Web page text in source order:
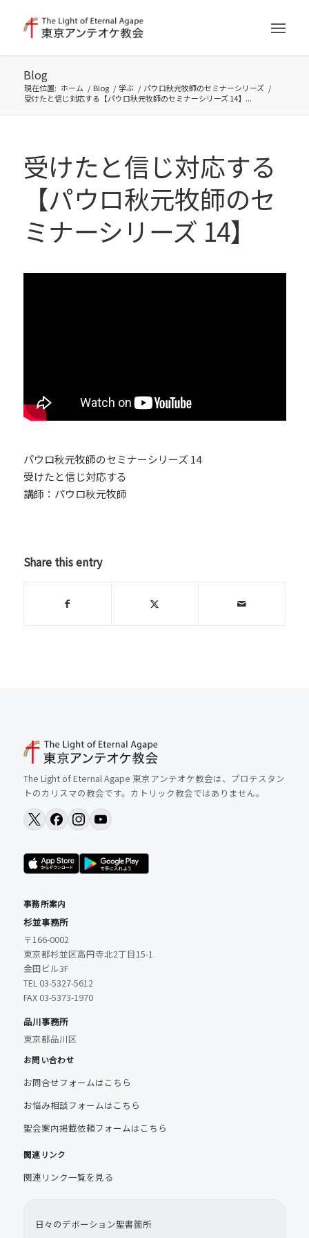
Blog
現在位置: ホーム / Blog / 学ぶ / パウロ秋元牧師のセミナーシリーズ /
受けたと信じ対応する【パウロ秋元牧師のセミナーシリーズ 14】...
受けたと信じ対応する
【パウロ秋元牧師のセ
ミナーシリーズ 14】
パウロ秋元牧師のセミナーシリーズ 14
受けたと信じ対応する
講師：パウロ秋元牧師
Share this entry
The Light of Eternal Agape 東京アンテオケ教会は、プロテスタン
トのカリスマの教会です。カトリック教会ではありません。
事務所案内
杉並事務所
〒166-0002
東京都杉並区高円寺北2丁目15-1
金田ビル3F
TEL 03-5327-5612
FAX 03-5373-1970
品川事務所
東京都品川区
お問い合わせ
お問合せフォームはこちら
お悩み相談フォームはこちら
聖会案内掲載依頼フォームはこちら
関連リンク
関連リンク一覧を見る
日々のデボーション聖書箇所